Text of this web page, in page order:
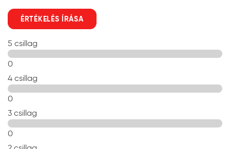
ÉRTÉKELÉS ÍRÁSA
5 csillag
0
4 csillag
0
3 csillag
0